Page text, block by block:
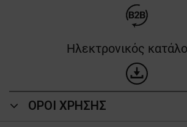
Ηλεκτρονικός
ΟΡΟΙ ΧΡΗΣΗΣ